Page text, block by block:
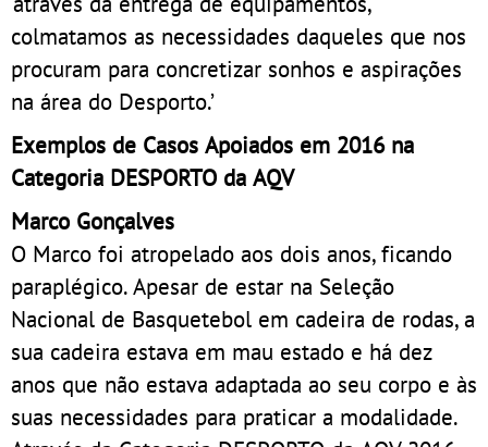
colmatamos as necessidades daqueles que nos
procuram para concretizar sonhos e aspirações
na área do Desporto.’
Exemplos de Casos Apoiados em 2016 na
Categoria DESPORTO da AQV
Marco Gonçalves
O Marco foi atropelado aos dois anos, ficando
paraplégico. Apesar de estar na Seleção
Nacional de Basquetebol em cadeira de rodas, a
sua cadeira estava em mau estado e há dez
anos que não estava adaptada ao seu corpo e às
suas necessidades para praticar a modalidade.